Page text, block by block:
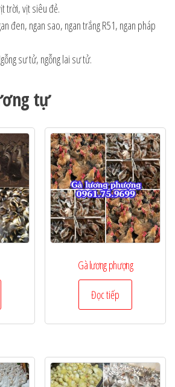
trời, vịt siêu đẻ.
đen, ngan sao, ngan trắng R51, ngan pháp
sư tử, ngỗng lai sư tử.
tự
Gà lương phượng
Đọc tiếp